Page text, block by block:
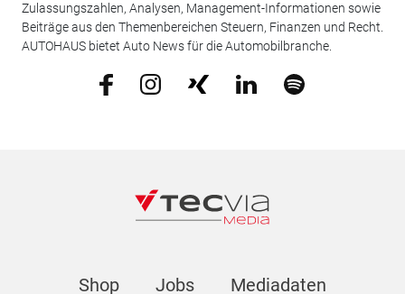
Zulassungszahlen, Analysen, Management-Informationen sowie
Beiträge aus den Themenbereichen Steuern, Finanzen und Recht.
AUTOHAUS bietet Auto News für die Automobilbranche.
Shop Jobs Mediadaten